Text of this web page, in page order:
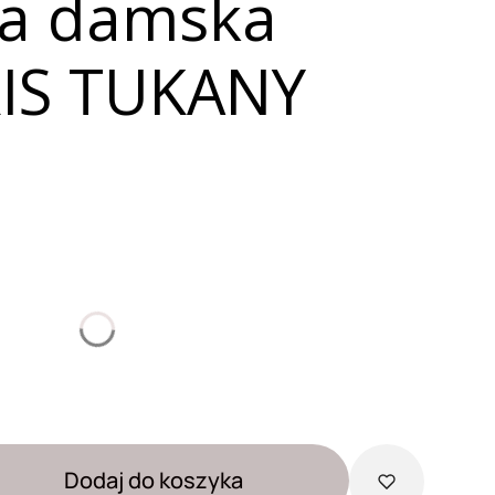
TUKANY
Dodaj do koszyka